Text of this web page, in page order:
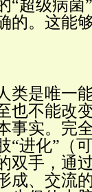
“超级病菌
的。这能
类是唯一
也不能改
事实。完
“进化”（
双手，通
成、交流